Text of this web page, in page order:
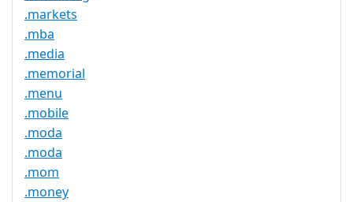
.markets
.mba
.media
.memorial
.menu
.mobile
.moda
.moda
.mom
.money